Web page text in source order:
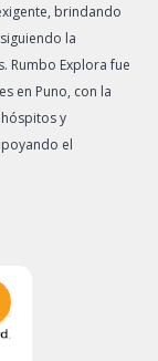
brindando
la
Rumbo Explora fue
en Puno, con la
y
el